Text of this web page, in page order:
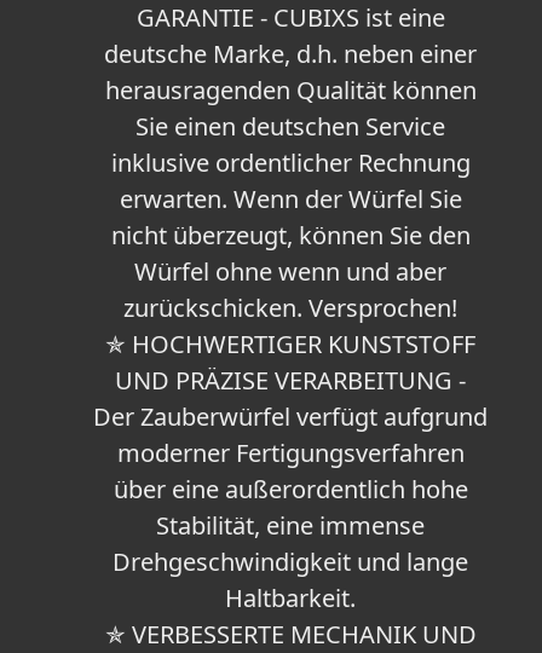
GARANTIE - CUBIXS ist eine
deutsche Marke, d.h. neben einer
herausragenden Qualität können
Sie einen deutschen Service
inklusive ordentlicher Rechnung
erwarten. Wenn der Würfel Sie
nicht überzeugt, können Sie den
Würfel ohne wenn und aber
zurückschicken. Versprochen!
✯ HOCHWERTIGER KUNSTSTOFF
UND PRÄZISE VERARBEITUNG -
Der Zauberwürfel verfügt aufgrund
moderner Fertigungsverfahren
über eine außerordentlich hohe
Stabilität, eine immense
Drehgeschwindigkeit und lange
Haltbarkeit.
✯ VERBESSERTE MECHANIK UND